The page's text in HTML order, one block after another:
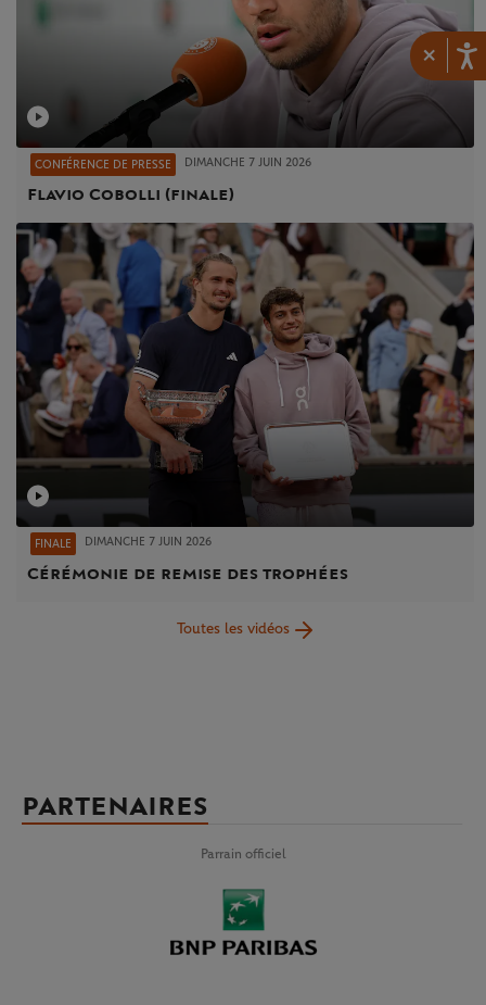
×
CONFÉRENCE DE PRESSE DIMANCHE 7 JUIN 2026
Flavio Cobolli (finale)
FINALE DIMANCHE 7 JUIN 2026
Cérémonie de remise des trophées
Toutes les vidéos
PARTENAIRES
Parrain officiel